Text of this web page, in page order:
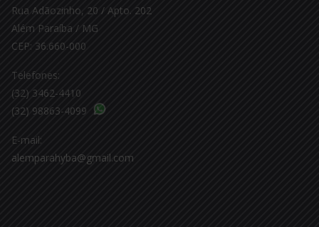
Rua Adãozinho, 20 / Apto. 202
Além Paraíba / MG
CEP: 36.660-000
Telefones:
(32) 3462-4410
(32) 98863-4099
E-mail:
alemparahyba@gmail.com